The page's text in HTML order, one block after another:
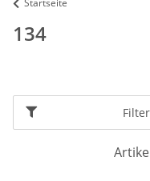
134